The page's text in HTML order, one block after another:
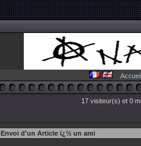
Accueil
17 visiteur(s) et 0
Envoi d'un Article ï¿½ un ami